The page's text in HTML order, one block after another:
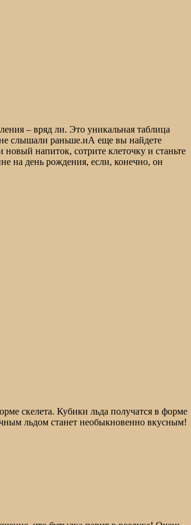
– вряд ли. Это уникальная таблица
слышали раньше.иА еще вы найдете
напиток, сотрите клеточку и станьте
на день рождения, если, конечно, он
скелета. Кубики льда получатся в форме
льдом станет необыкновенно вкусным!